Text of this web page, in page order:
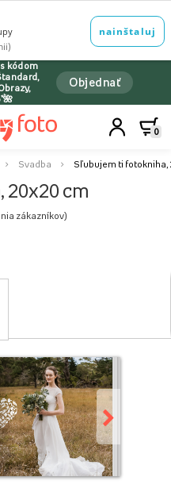
kódom
Objednať
0
Svadba Sľubujem ti fotokniha,
20x20 cm
zákazníkov)